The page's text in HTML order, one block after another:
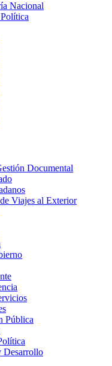
Nacional
Documental
Viajes al Exterior
Pública
Desarrollo